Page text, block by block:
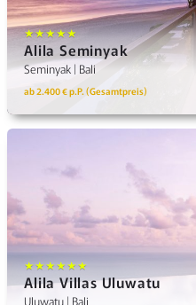
★★★★★
Alila Seminyak
Seminyak | Bali
ab 2.400 € p.P. (Gesamtpreis)
★★★★★★
Alila Villas Uluwatu
Uluwatu | Bali